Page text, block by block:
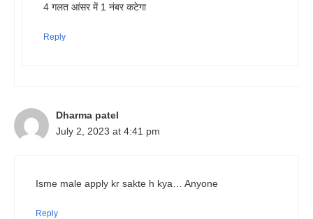
4 गलत आंसर में 1 नंबर कटेगा
Reply
Dharma patel
July 2, 2023 at 4:41 pm
Isme male apply kr sakte h kya… Anyone
Reply